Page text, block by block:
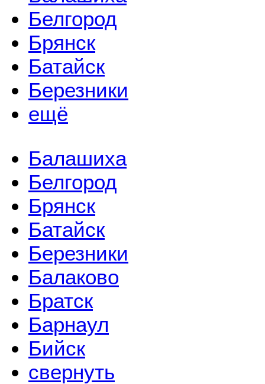
Белгород
Брянск
Батайск
Березники
ещё
Балашиха
Белгород
Брянск
Батайск
Березники
Балаково
Братск
Барнаул
Бийск
свернуть